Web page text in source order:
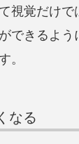
視覚だけで
できるよう
。
なる